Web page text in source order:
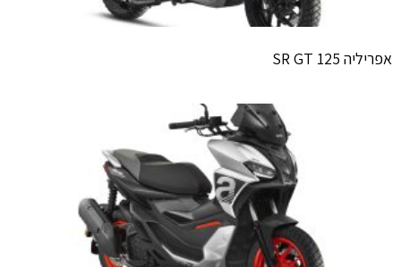
אפריליה SR GT 125